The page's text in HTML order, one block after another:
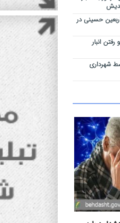
حسینی در
انبار
شهرداری